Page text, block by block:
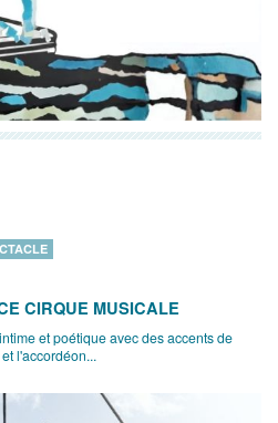
CIRQUE MUSICALE
et poétique avec des accents de
l'accordéon...